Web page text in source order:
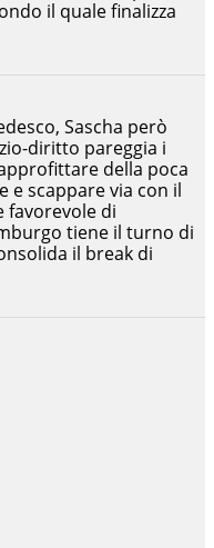
Sascha però
diritto pareggia i
della poca
e scappare via con il
favorevole di
tiene il turno di
il break di
il quale finalizza